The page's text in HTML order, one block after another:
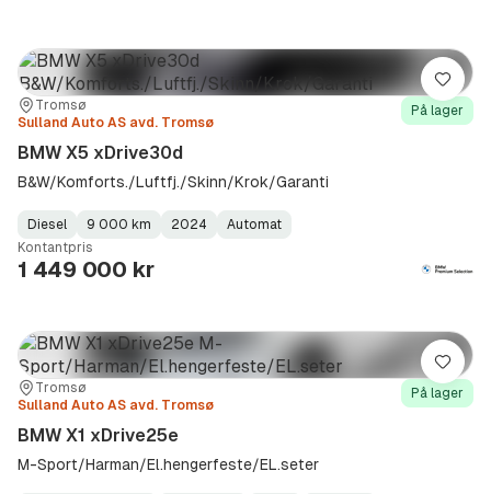
Sted:Tromsø
Forhandler:
Sulland Auto AS avd. Tromsø
På lager
BMW X5 xDrive30d
B&W/Komforts./Luftfj./Skinn/Krok/Garanti
Fuel
Type:
Diesel
Kilometerstand:
9 000 km
Model
Year:
2024
Gearbox
Type:
Automat
Kontantpris
1 449 000 kr
Lagre
Sted:Tromsø
Forhandler:
Sulland Auto AS avd. Tromsø
På lager
BMW X1 xDrive25e
M-Sport/Harman/El.hengerfeste/EL.seter
Lagre